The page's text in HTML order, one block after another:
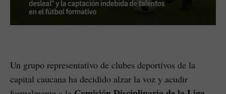
Un grupo representativo de clubes deportivos de la
capital caucana ha decidido alzar la voz y acudir